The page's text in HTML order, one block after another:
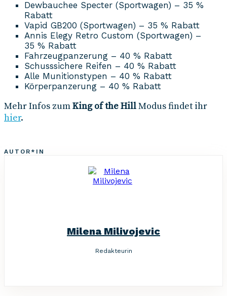
Dewbauchee Specter (Sportwagen) – 35 %
Rabatt
Vapid GB200 (Sportwagen) – 35 % Rabatt
Annis Elegy Retro Custom (Sportwagen) –
35 % Rabatt
Fahrzeugpanzerung – 40 % Rabatt
Schusssichere Reifen – 40 % Rabatt
Alle Munitionstypen – 40 % Rabatt
Körperpanzerung – 40 % Rabatt
Mehr Infos zumKing of the HillModus findet ihr
hier.
AUTOR*IN
Milena Milivojevic
Redakteurin